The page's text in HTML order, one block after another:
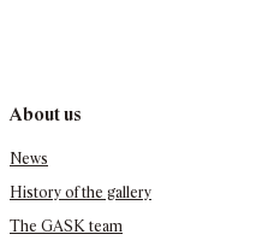
About us
News
History of the gallery
The GASK team